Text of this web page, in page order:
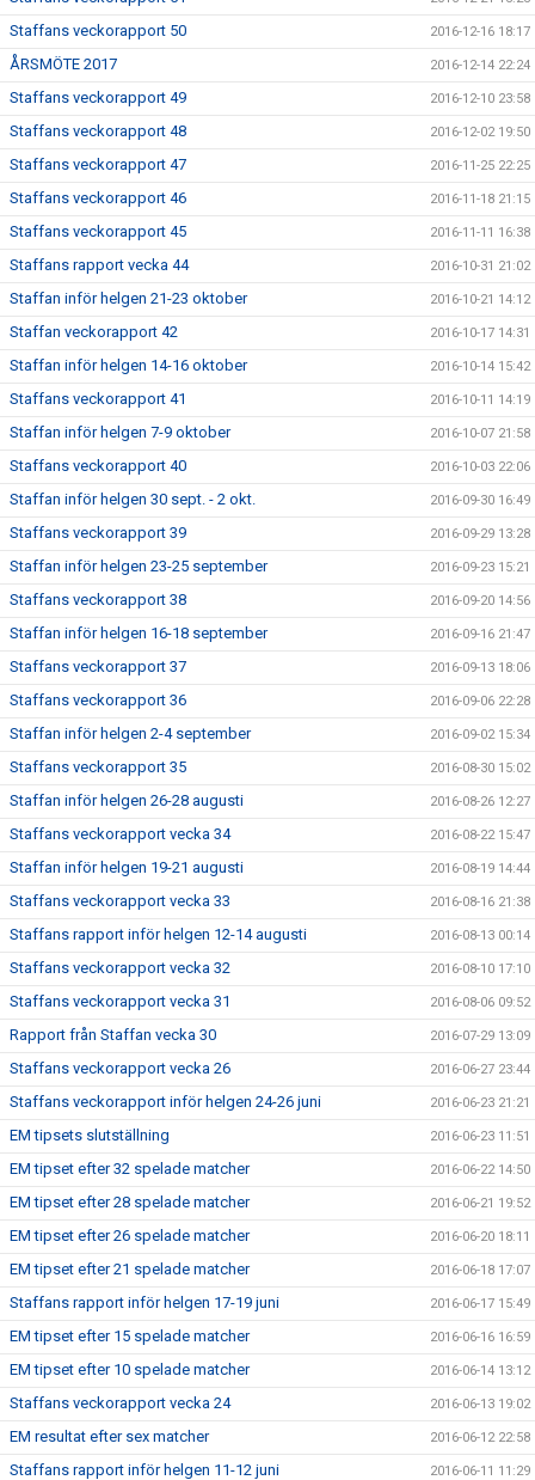
Staffans veckorapport 50 2016-12-16 18:17
ÅRSMÖTE 2017 2016-12-14 22:24
Staffans veckorapport 49 2016-12-10 23:58
Staffans veckorapport 48 2016-12-02 19:50
Staffans veckorapport 47 2016-11-25 22:25
Staffans veckorapport 46 2016-11-18 21:15
Staffans veckorapport 45 2016-11-11 16:38
Staffans rapport vecka 44 2016-10-31 21:02
Staffan inför helgen 21-23 oktober 2016-10-21 14:12
Staffan veckorapport 42 2016-10-17 14:31
Staffan inför helgen 14-16 oktober 2016-10-14 15:42
Staffans veckorapport 41 2016-10-11 14:19
Staffan inför helgen 7-9 oktober 2016-10-07 21:58
Staffans veckorapport 40 2016-10-03 22:06
Staffan inför helgen 30 sept. - 2 okt. 2016-09-30 16:49
Staffans veckorapport 39 2016-09-29 13:28
Staffan inför helgen 23-25 september 2016-09-23 15:21
Staffans veckorapport 38 2016-09-20 14:56
Staffan inför helgen 16-18 september 2016-09-16 21:47
Staffans veckorapport 37 2016-09-13 18:06
Staffans veckorapport 36 2016-09-06 22:28
Staffan inför helgen 2-4 september 2016-09-02 15:34
Staffans veckorapport 35 2016-08-30 15:02
Staffan inför helgen 26-28 augusti 2016-08-26 12:27
Staffans veckorapport vecka 34 2016-08-22 15:47
Staffan inför helgen 19-21 augusti 2016-08-19 14:44
Staffans veckorapport vecka 33 2016-08-16 21:38
Staffans rapport inför helgen 12-14 augusti 2016-08-13 00:14
Staffans veckorapport vecka 32 2016-08-10 17:10
Staffans veckorapport vecka 31 2016-08-06 09:52
Rapport från Staffan vecka 30 2016-07-29 13:09
Staffans veckorapport vecka 26 2016-06-27 23:44
Staffans veckorapport inför helgen 24-26 juni 2016-06-23 21:21
EM tipsets slutställning 2016-06-23 11:51
EM tipset efter 32 spelade matcher 2016-06-22 14:50
EM tipset efter 28 spelade matcher 2016-06-21 19:52
EM tipset efter 26 spelade matcher 2016-06-20 18:11
EM tipset efter 21 spelade matcher 2016-06-18 17:07
Staffans rapport inför helgen 17-19 juni 2016-06-17 15:49
EM tipset efter 15 spelade matcher 2016-06-16 16:59
EM tipset efter 10 spelade matcher 2016-06-14 13:12
Staffans veckorapport vecka 24 2016-06-13 19:02
EM resultat efter sex matcher 2016-06-12 22:58
Staffans rapport inför helgen 11-12 juni 2016-06-11 11:29